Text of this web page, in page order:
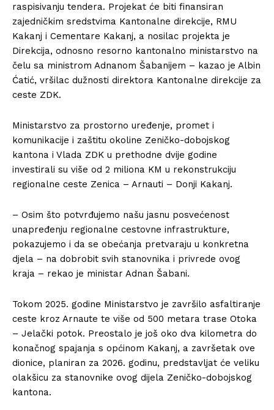
raspisivanju tendera. Projekat će biti finansiran
zajedničkim sredstvima Kantonalne direkcije, RMU
Kakanj i Cementare Kakanj, a nosilac projekta je
Direkcija, odnosno resorno kantonalno ministarstvo na
čelu sa ministrom Adnanom Šabanijem – kazao je Albin
Ćatić, vršilac dužnosti direktora Kantonalne direkcije za
ceste ZDK.
Ministarstvo za prostorno uređenje, promet i
komunikacije i zaštitu okoline Zeničko-dobojskog
kantona i Vlada ZDK u prethodne dvije godine
investirali su više od 2 miliona KM u rekonstrukciju
regionalne ceste Zenica – Arnauti – Donji Kakanj.
– Osim što potvrđujemo našu jasnu posvećenost
unapređenju regionalne cestovne infrastrukture,
pokazujemo i da se obećanja pretvaraju u konkretna
djela – na dobrobit svih stanovnika i privrede ovog
kraja – rekao je ministar Adnan Šabani.
Tokom 2025. godine Ministarstvo je završilo asfaltiranje
ceste kroz Arnaute te više od 500 metara trase Otoka
– Jelački potok. Preostalo je još oko dva kilometra do
konačnog spajanja s općinom Kakanj, a završetak ove
dionice, planiran za 2026. godinu, predstavljat će veliku
olakšicu za stanovnike ovog dijela Zeničko-dobojskog
kantona.